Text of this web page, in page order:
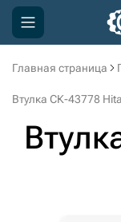
Главная страница
Втулка СК-43778
Компания
Доставка и